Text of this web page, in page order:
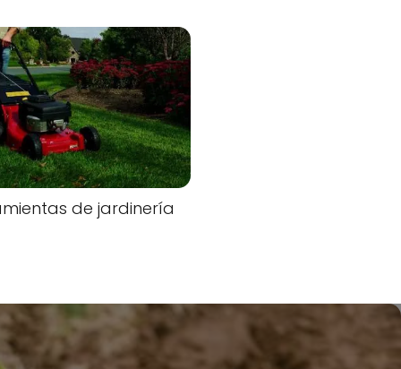
de jardinería